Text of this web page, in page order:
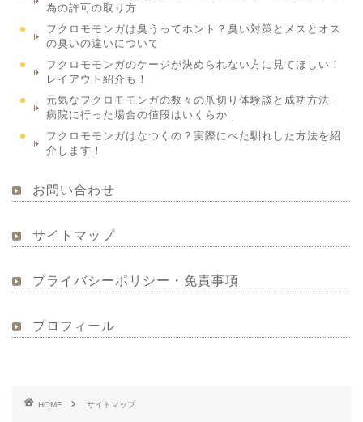
為の許可の取り方
フクロモモンガは臭うってホント？臭い対策とメスとオス
の臭いの違いについて
フクロモモンガのケージが決められない方に見てほしい！
レイアウト紹介も！
元気なフクロモモンガの数々の爪切り体験談と成功方法｜
病院に行った場合の値段はいくらか｜
フクロモモンガはなつくの？実際にべた馴れした方法を紹
介します！
お問い合わせ
サイトマップ
プライバシーポリシー・免責事項
プロフィール
HOME サイトマップ